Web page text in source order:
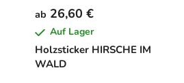
Holzsticker HIRSCHE IM
WALD
ab 26,60 €
Auf Lager